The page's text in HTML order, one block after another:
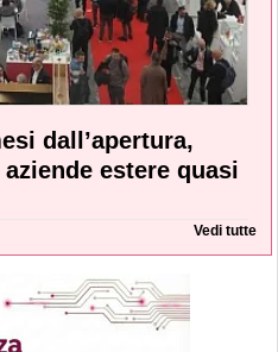
dall’apertura,
estere quasi
Vedi tutte